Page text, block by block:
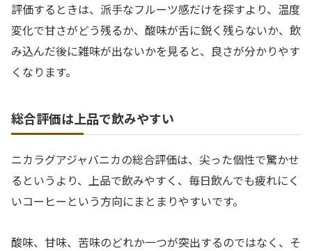
評価するときは、派手なフルーツ感だけを探すより、温度
変化で甘さがどう残るか、酸味が舌に鋭く残らないか、飲
み込んだ後に雑味が出ないかを見ると、良さが分かりやす
くなります。
総合評価は上品で飲みやすい
ニカラグアジャバニカの総合評価は、尖った個性で驚かせ
るというより、上品で飲みやすく、毎日飲んでも疲れにく
いコーヒーという方向にまとまりやすいです。
酸味、甘味、苦味のどれか一つが突出するのではなく、そ